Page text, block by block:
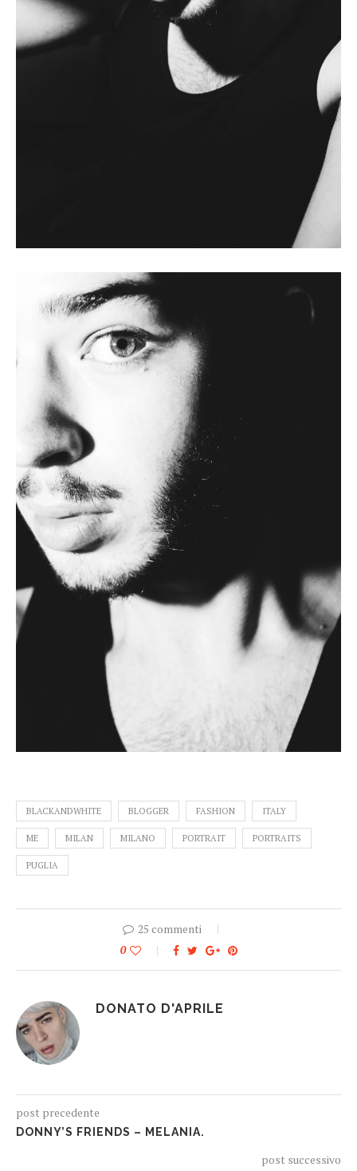
BLACKANDWHITE BLOGGER FASHION ITALY
ME MILAN MILANO PORTRAIT PORTRAITS
PUGLIA
25 commenti
0
DONATO D'APRILE
post precedente
DONNY’S FRIENDS – MELANIA.
post successivo